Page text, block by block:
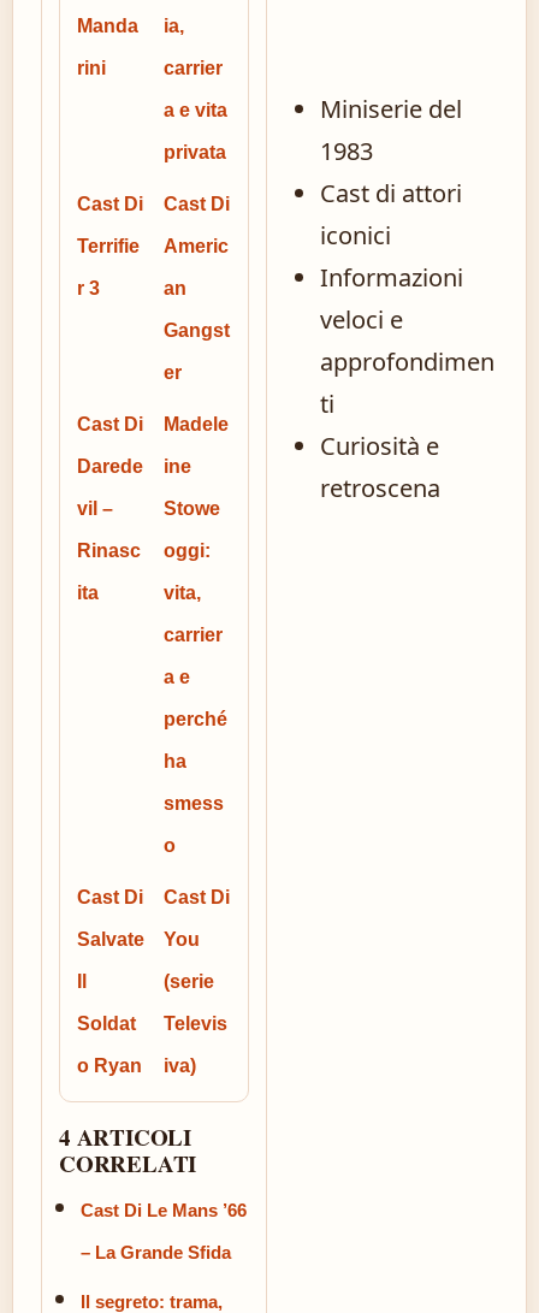
Manda
rini
ia,
carrier
a e vita
privata
Cast Di
Terrifie
r 3
Cast Di
Americ
an
Gangst
er
Cast Di
Darede
vil –
Rinasc
ita
Madele
ine
Stowe
oggi:
vita,
carrier
a e
perché
ha
smess
o
Cast Di
Salvate
Soldat
o Ryan
Cast Di
You
(serie
Televis
iva)
4 ARTICOLI
CORRELATI
Cast Di Le Mans ’66
– La Grande Sfida
Il segreto: trama,
Miniserie del
1983
Cast di attori
iconici
Informazioni
veloci e
approfondimen
ti
Curiosità e
retroscena